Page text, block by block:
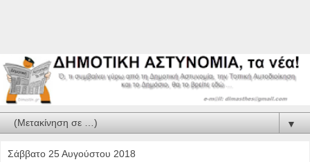
▼
Σάββατο 25 Αυγούστου 2018